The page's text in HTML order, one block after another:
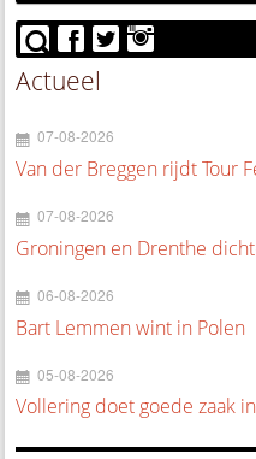
Actueel
07-08-2026
Van der Breggen rijdt Tour
07-08-2026
Groningen en Drenthe
06-08-2026
Bart Lemmen wint in Polen
05-08-2026
Vollering doet goede zaak